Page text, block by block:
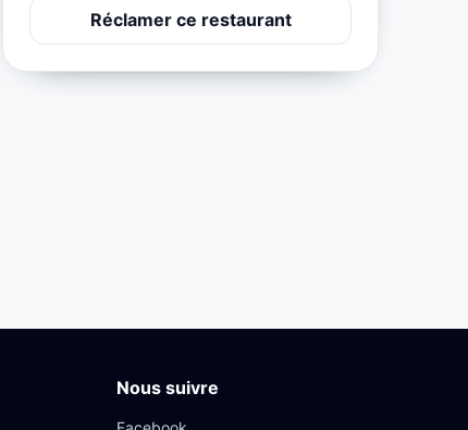
Réclamer ce restaurant
Nous suivre